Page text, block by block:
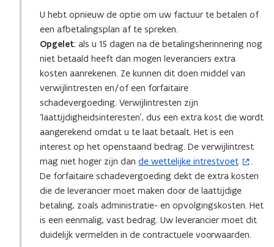
U hebt opnieuw de optie om uw factuur te betalen of
een afbetalingsplan af te spreken.
Opgelet: als u 15 dagen na de betalingsherinnering nog
niet betaald heeft dan mogen leveranciers extra
kosten aanrekenen. Ze kunnen dit doen middel van
verwijlintresten en/of een forfaitaire
schadevergoeding. Verwijlintresten zijn
‘laattijdigheidsinteresten’, dus een extra kost die wordt
aangerekend omdat u te laat betaalt. Het is een
interest op het openstaand bedrag. De verwijlintrest
mag niet hoger zijn dan de wettelijke intrestvoet
(
o
p
e
n
t
.
De forfaitaire schadevergoeding dekt de extra kosten
die de leverancier moet maken door de laattijdige
betaling, zoals administratie- en opvolgingskosten. Het
is een eenmalig, vast bedrag. Uw leverancier moet dit
duidelijk vermelden in de contractuele voorwaarden.